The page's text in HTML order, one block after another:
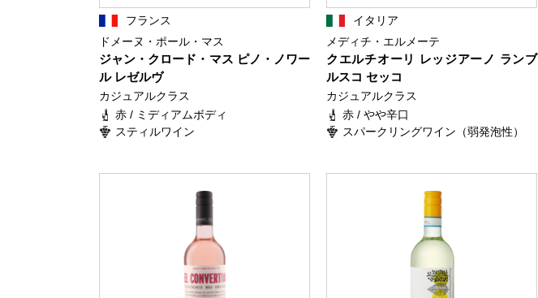
フランス
ドメーヌ・ポール・マス
ジャン・クロード・マス ピノ・ノワー
ル レゼルヴ
カジュアルクラス
赤 / ミディアムボディ
スティルワイン
イタリア
メディチ・エルメーテ
クエルチオーリ レッジアーノ ランブ
ルスコ セッコ
カジュアルクラス
赤 / やや辛口
スパークリングワイン（弱発泡性）